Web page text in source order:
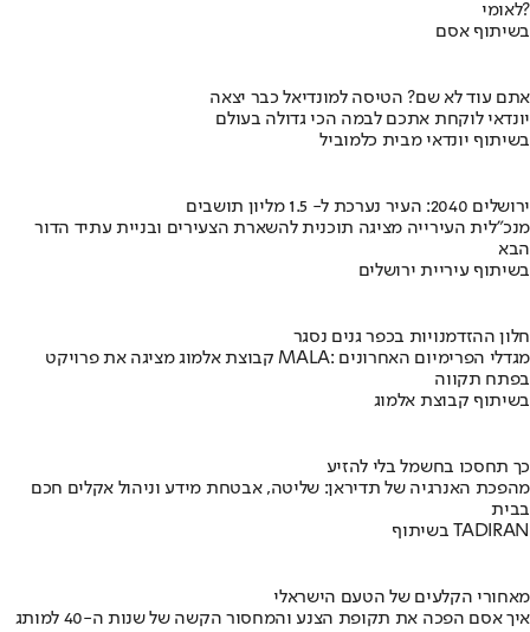
לאומי?
בשיתוף אסם
אתם עוד לא שם? הטיסה למונדיאל כבר יצאה
יונדאי לוקחת אתכם לבמה הכי גדולה בעולם
בשיתוף יונדאי מבית כלמוביל
ירושלים 2040: העיר נערכת ל- 1.5 מליון תושבים
מנכ"לית העירייה מציגה תוכנית להשארת הצעירים ובניית עתיד הדור
הבא
בשיתוף עיריית ירושלים
חלון ההזדמנויות בכפר גנים נסגר
קבוצת אלמוג מציגה את פרויקט MALA: מגדלי הפרימיום האחרונים
בפתח תקווה
בשיתוף קבוצת אלמוג
כך תחסכו בחשמל בלי להזיע
מהפכת האנרגיה של תדיראן: שליטה, אבטחת מידע וניהול אקלים חכם
בבית
בשיתוף TADIRAN
מאחורי הקלעים של הטעם הישראלי
איך אסם הפכה את תקופת הצנע והמחסור הקשה של שנות ה-40 למותג